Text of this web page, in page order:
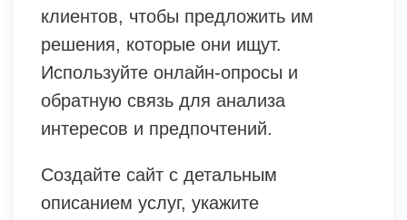
клиентов, чтобы предложить им
решения, которые они ищут.
Используйте онлайн-опросы и
обратную связь для анализа
интересов и предпочтений.
Создайте сайт с детальным
описанием услуг, укажите